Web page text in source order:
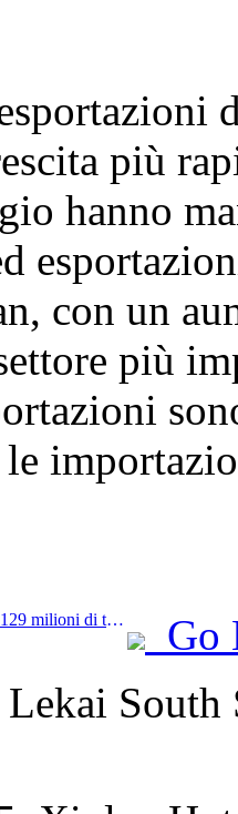
più
hanno
con un
più
Prev:Hainan ha ricevuto 55,2129 milioni di turisti nella prima metà dell'anno
Go